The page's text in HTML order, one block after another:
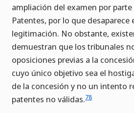
ampliación del examen por
Patentes, por lo que desaparece
legitimación. No obstante,
demuestran que los tribunales
oposiciones previas a la
cuyo único objetivo sea el
de la concesión y no un intento
patentes no válidas.78